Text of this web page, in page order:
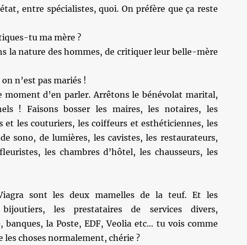
entre spécialistes, quoi. On préfère que ça reste
tu ma mère ?
la nature des hommes, de critiquer leur belle-mère
n’est pas mariés !
moment d’en parler. Arrêtons le bénévolat marital,
! Faisons bosser les maires, les notaires, les
et les couturiers, les coiffeurs et esthéticiennes, les
sono, de lumières, les cavistes, les restaurateurs,
les chambres d’hôtel, les chausseurs, les
sont les deux mamelles de la teuf. Et les
les prestataires de services divers,
la Poste, EDF, Veolia etc… tu vois comme
les choses normalement, chérie ?